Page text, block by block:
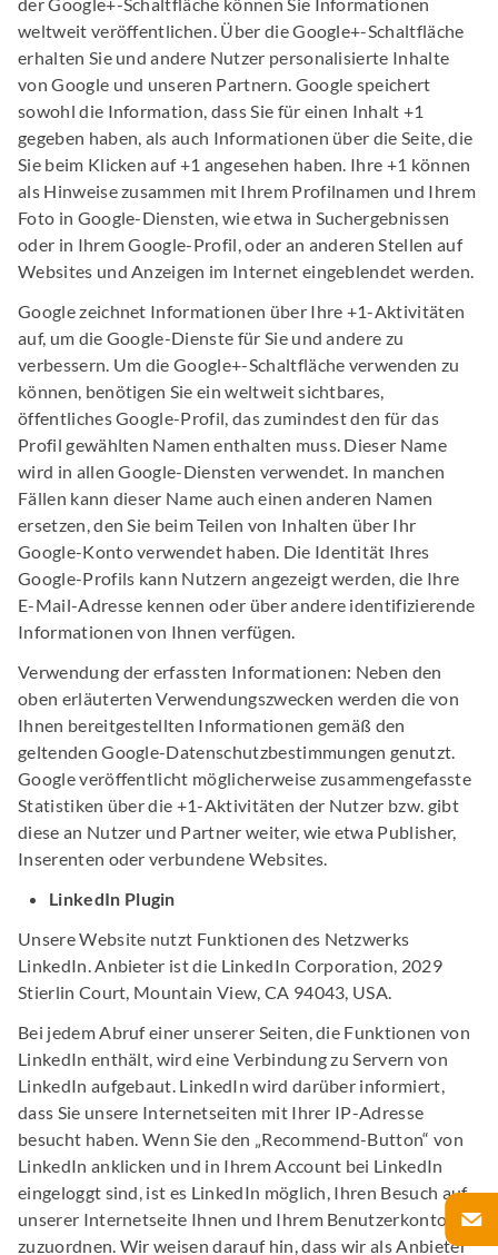
weltweit veröffentlichen. Über die Google+-Schaltfläche
erhalten Sie und andere Nutzer personalisierte Inhalte
von Google und unseren Partnern. Google speichert
sowohl die Information, dass Sie für einen Inhalt +1
gegeben haben, als auch Informationen über die Seite, die
Sie beim Klicken auf +1 angesehen haben. Ihre +1 können
als Hinweise zusammen mit Ihrem Profilnamen und Ihrem
Foto in Google-Diensten, wie etwa in Suchergebnissen
oder in Ihrem Google-Profil, oder an anderen Stellen auf
Websites und Anzeigen im Internet eingeblendet werden.
Google zeichnet Informationen über Ihre +1-Aktivitäten
auf, um die Google-Dienste für Sie und andere zu
verbessern. Um die Google+-Schaltfläche verwenden zu
können, benötigen Sie ein weltweit sichtbares,
öffentliches Google-Profil, das zumindest den für das
Profil gewählten Namen enthalten muss. Dieser Name
wird in allen Google-Diensten verwendet. In manchen
Fällen kann dieser Name auch einen anderen Namen
ersetzen, den Sie beim Teilen von Inhalten über Ihr
Google-Konto verwendet haben. Die Identität Ihres
Google-Profils kann Nutzern angezeigt werden, die Ihre
E-Mail-Adresse kennen oder über andere identifizierende
Informationen von Ihnen verfügen.
Verwendung der erfassten Informationen: Neben den
oben erläuterten Verwendungszwecken werden die von
Ihnen bereitgestellten Informationen gemäß den
geltenden Google-Datenschutzbestimmungen genutzt.
Google veröffentlicht möglicherweise zusammengefasste
Statistiken über die +1-Aktivitäten der Nutzer bzw. gibt
diese an Nutzer und Partner weiter, wie etwa Publisher,
Inserenten oder verbundene Websites.
LinkedIn Plugin
Unsere Website nutzt Funktionen des Netzwerks
LinkedIn. Anbieter ist die LinkedIn Corporation, 2029
Stierlin Court, Mountain View, CA 94043, USA.
Bei jedem Abruf einer unserer Seiten, die Funktionen von
LinkedIn enthält, wird eine Verbindung zu Servern von
LinkedIn aufgebaut. LinkedIn wird darüber informiert,
dass Sie unsere Internetseiten mit Ihrer IP-Adresse
besucht haben. Wenn Sie den „Recommend-Button“ von
LinkedIn anklicken und in Ihrem Account bei LinkedIn
eingeloggt sind, ist es LinkedIn möglich, Ihren Besuch auf
unserer Internetseite Ihnen und Ihrem Benutzerkonto
zuzuordnen. Wir weisen darauf hin, dass wir als Anbieter